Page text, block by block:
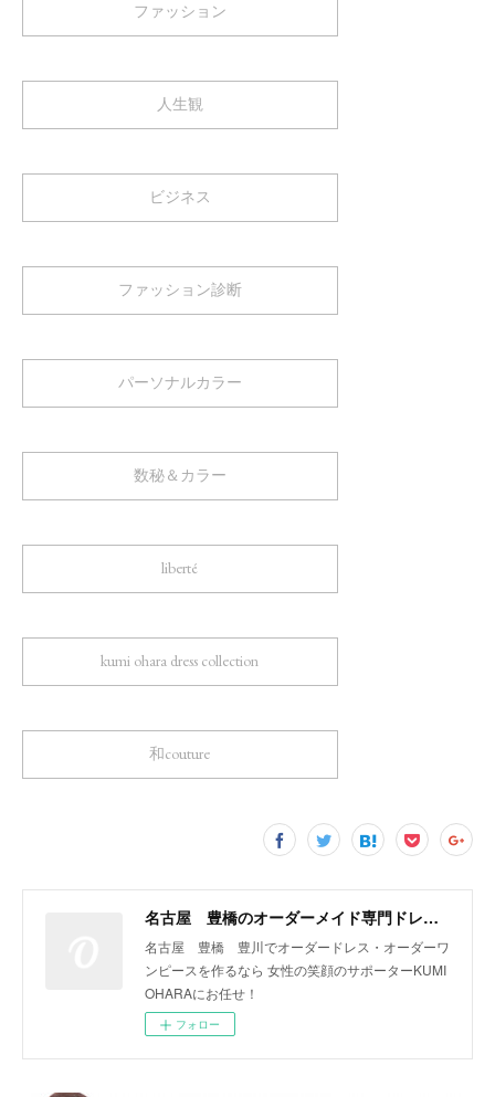
ファッション
人生観
ビジネス
ファッション診断
パーソナルカラー
数秘＆カラー
liberté
kumi ohara dress collection
和couture
名古屋 豊橋のオーダーメイド専門ドレスデザイナー KUMI OHARA
名古屋 豊橋 豊川でオーダードレス・オーダーワ
ンピースを作るなら 女性の笑顔のサポーターKUMI
OHARAにお任せ！
フォロー